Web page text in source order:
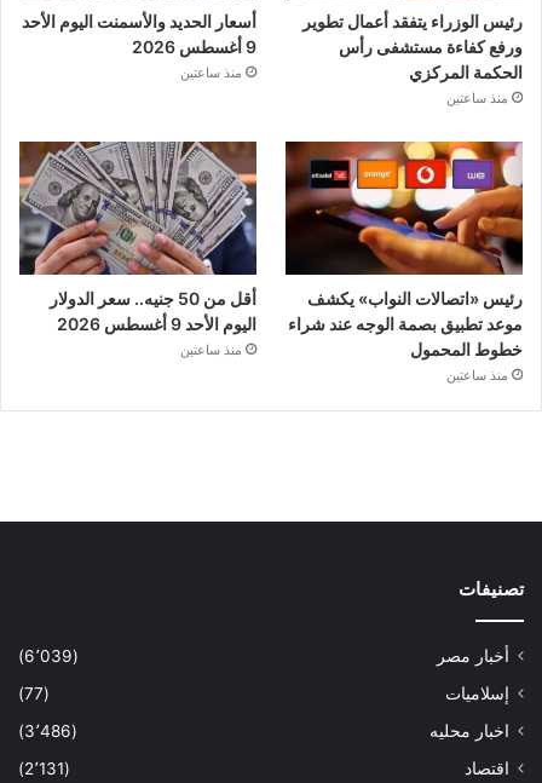
رئيس الوزراء يتفقد أعمال تطوير
ورفع كفاءة مستشفى رأس
الحكمة المركزي
منذ ساعتين
أسعار الحديد والأسمنت اليوم الأحد
9 أغسطس 2026
منذ ساعتين
رئيس «اتصالات النواب» يكشف
موعد تطبيق بصمة الوجه عند شراء
خطوط المحمول
منذ ساعتين
أقل من 50 جنيه.. سعر الدولار
اليوم الأحد 9 أغسطس 2026
منذ ساعتين
تصنيفات
أخبار مصر
(6٬039)
إسلاميات
(77)
اخبار محليه
(3٬486)
اقتصاد
(2٬131)